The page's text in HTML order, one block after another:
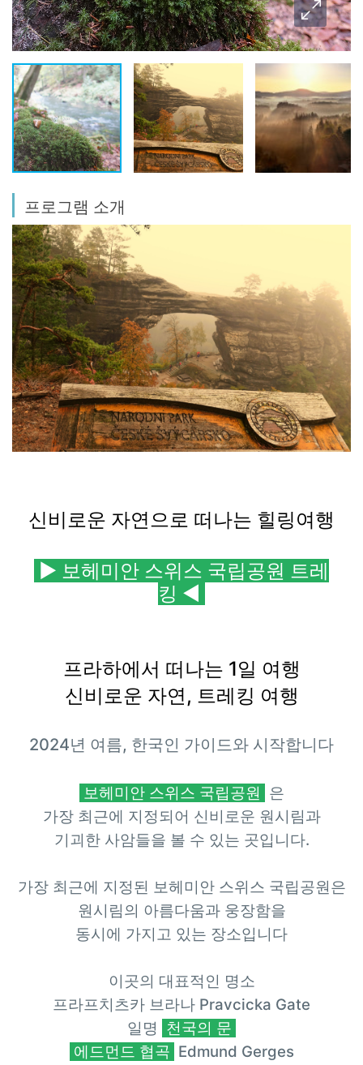
프로그램 소개
신비로운 자연으로 떠나는 힐링여행
▶ 보헤미안 스위스 국립공원 트레
킹 ◀
프라하에서 떠나는 1일 여행
신비로운 자연, 트레킹 여행
2024년 여름, 한국인 가이드와 시작합니다
보헤미안 스위스 국립공원
은
가장 최근에 지정되어 신비로운 원시림과
기괴한 사암들을 볼 수 있는 곳입니다.
가장 최근에 지정된 보헤미안 스위스 국립공원은
원시림의 아름다움과 웅장함을
동시에 가지고 있는 장소입니다
이곳의 대표적인 명소
프라프치츠카 브라나 Pravcicka Gate
일명 천국의 문
에드먼드 협곡 Edmund Gerges